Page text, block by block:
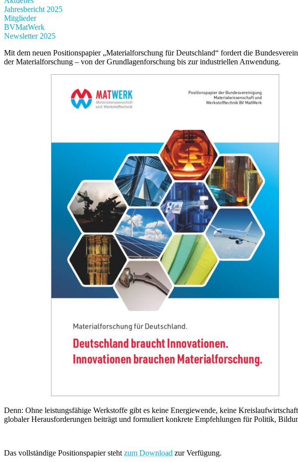
Jahresbericht 2025
Mitglieder
BVMatWerk
Newsletter 2025
Mit dem neuen Positionspapier „Materialforschung für Deutschland“ fordert die
der Materialforschung – von der Grundlagenforschung bis zur industriellen Anwendung.
Denn: Ohne leistungsfähige Werkstoffe gibt es keine Energiewende, keine
globaler Herausforderungen beiträgt und formuliert konkrete Empfehlungen für Politik,
Das vollständige Positionspapier steht zum Download zur Verfügung.